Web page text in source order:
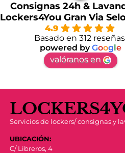
Consignas 24h &
Lockers4You Gran Via
4.9
Basado en 312
powered byGoogle
valóranos en
Servicios de lockers/ consignas y
UBICACIÓN:
C/ Libreros, 4